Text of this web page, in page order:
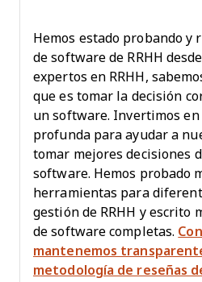
Hemos estado probando y
de software de RRHH
expertos en RRHH,
que es tomar la decisión
un software. Invertimos
profunda para ayudar a
tomar mejores decisiones
software. Hemos probado
herramientas para
gestión de RRHH y escrito
de software completas.
mantenemos
metodología de reseñas